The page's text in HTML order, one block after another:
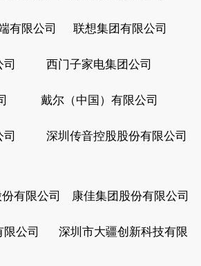
有限公司 联想集团有限公司
司 西门子家电集团公司
司 戴尔（中国）有限公司
司 深圳传音控股股份有限公司
份有限公司 康佳集团股份有限公司
限公司 深圳市大疆创新科技有限